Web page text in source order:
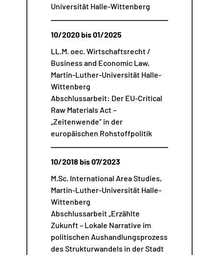
Universität Halle-Wittenberg
10/2020 bis 01/2025
LL.M. oec. Wirtschaftsrecht /
Business and Economic Law,
Martin-Luther-Universität Halle-
Wittenberg
Abschlussarbeit: Der EU-Critical
Raw Materials Act –
„Zeitenwende” in der
europäischen Rohstoffpolitik
10/2018 bis 07/2023
M.Sc. International Area Studies,
Martin-Luther-Universität Halle-
Wittenberg
Abschlussarbeit „Erzählte
Zukunft – Lokale Narrative im
politischen Aushandlungsprozess
des Strukturwandels in der Stadt